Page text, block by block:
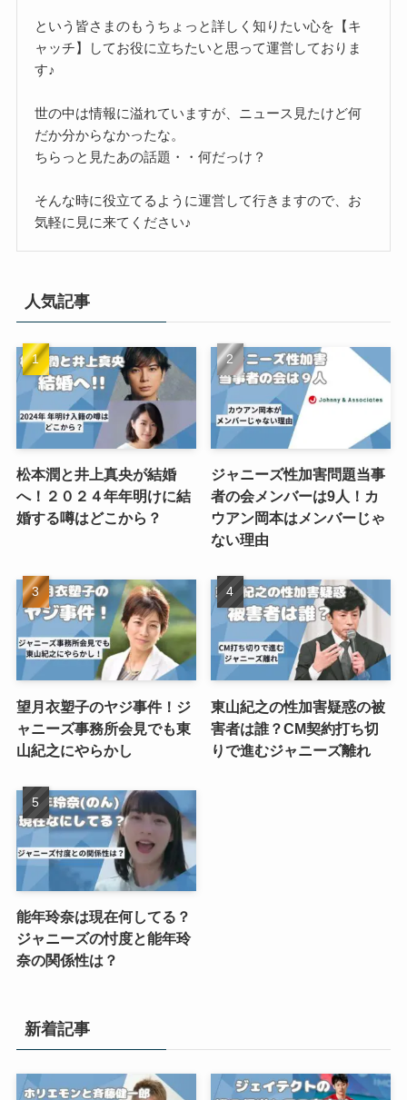
という皆さまのもうちょっと詳しく知りたい心を【キ
ャッチ】してお役に立ちたいと思って運営しておりま
す♪
世の中は情報に溢れていますが、ニュース見たけど何
だか分からなかったな。
ちらっと見たあの話題・・何だっけ？
そんな時に役立てるように運営して行きますので、お
気軽に見に来てください♪
人気記事
松本潤と井上真央が結婚
へ！２０２４年年明けに結
婚する噂はどこから？
ジャニーズ性加害問題当事
者の会メンバーは9人！カ
ウアン岡本はメンバーじゃ
ない理由
望月衣塑子のヤジ事件！ジ
ャニーズ事務所会見でも東
山紀之にやらかし
東山紀之の性加害疑惑の被
害者は誰？CM契約打ち切
りで進むジャニーズ離れ
能年玲奈は現在何してる？
ジャニーズの忖度と能年玲
奈の関係性は？
新着記事